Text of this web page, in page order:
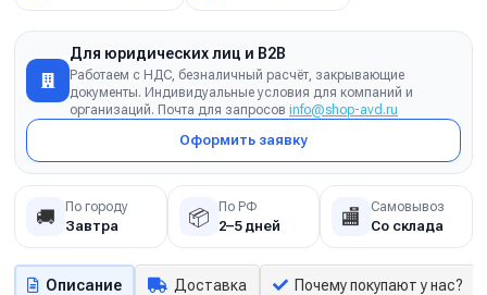
Для юридических лиц и B2B
Работаем с НДС, безналичный расчёт, закрывающие
документы. Индивидуальные условия для компаний и
организаций. Почта для запросов info@shop-avd.ru
Оформить заявку
🚚 По городу
Завтра 📦 По РФ
2–5 дней 🏬 Самовывоз
Со склада
Описание Доставка Почему покупают у нас?